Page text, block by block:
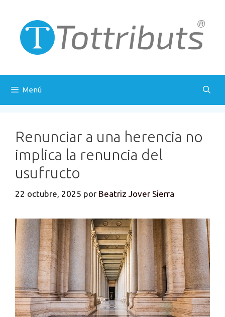
contenido
Menú
Renunciar a una herencia no
implica la renuncia del
usufructo
22 octubre, 2025 por Beatriz Jover Sierra